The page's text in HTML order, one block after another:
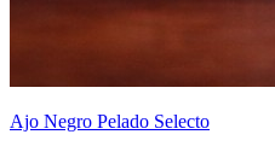
Ajo Negro Pelado Selecto